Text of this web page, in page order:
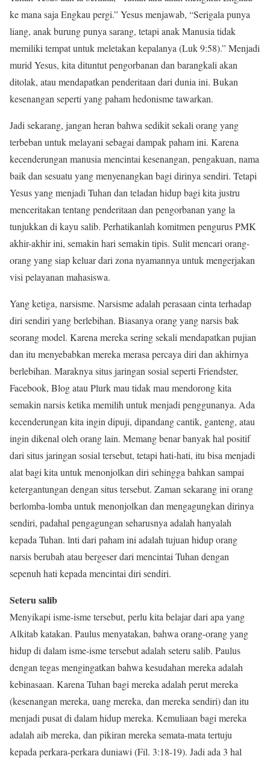
ke mana saja Engkau pergi.” Yesus menjawab, “Serigala punya
liang, anak burung punya sarang, tetapi anak Manusia tidak
memiliki tempat untuk meletakan kepalanya (Luk 9:58).” Menjadi
murid Yesus, kita dituntut pengorbanan dan barangkali akan
ditolak, atau mendapatkan penderitaan dari dunia ini. Bukan
kesenangan seperti yang paham hedonisme tawarkan.
Jadi sekarang, jangan heran bahwa sedikit sekali orang yang
terbeban untuk melayani sebagai dampak paham ini. Karena
kecenderungan manusia mencintai kesenangan, pengakuan, nama
baik dan sesuatu yang menyenangkan bagi dirinya sendiri. Tetapi
Yesus yang menjadi Tuhan dan teladan hidup bagi kita justru
menceritakan tentang penderitaan dan pengorbanan yang la
tunjukkan di kayu salib. Perhatikanlah komitmen pengurus PMK
akhir-akhir ini, semakin hari semakin tipis. Sulit mencari orang-
orang yang siap keluar dari zona nyamannya untuk mengerjakan
visi pelayanan mahasiswa.
Yang ketiga, narsisme. Narsisme adalah perasaan cinta terhadap
diri sendiri yang berlebihan. Biasanya orang yang narsis bak
seorang model. Karena mereka sering sekali mendapatkan pujian
dan itu menyebabkan mereka merasa percaya diri dan akhirnya
berlebihan. Maraknya situs jaringan sosial seperti Friendster,
Facebook, Blog atau Plurk mau tidak mau mendorong kita
semakin narsis ketika memilih untuk menjadi penggunanya. Ada
kecenderungan kita ingin dipuji, dipandang cantik, ganteng, atau
ingin dikenal oleh orang lain. Memang benar banyak hal positif
dari situs jaringan sosial tersebut, tetapi hati-hati, itu bisa menjadi
alat bagi kita untuk menonjolkan diri sehingga bahkan sampai
ketergantungan dengan situs tersebut. Zaman sekarang ini orang
berlomba-lomba untuk menonjolkan dan mengagungkan dirinya
sendiri, padahal pengagungan seharusnya adalah hanyalah
kepada Tuhan. lnti dari paham ini adalah tujuan hidup orang
narsis berubah atau bergeser dari mencintai Tuhan dengan
sepenuh hati kepada mencintai diri sendiri.
Seteru salib
Menyikapi isme-isme tersebut, perlu kita belajar dari apa yang
Alkitab katakan. Paulus menyatakan, bahwa orang-orang yang
hidup di dalam isme-isme tersebut adalah seteru salib. Paulus
dengan tegas mengingatkan bahwa kesudahan mereka adalah
kebinasaan. Karena Tuhan bagi mereka adalah perut mereka
(kesenangan mereka, uang mereka, dan mereka sendiri) dan itu
menjadi pusat di dalam hidup mereka. Kemuliaan bagi mereka
adalah aib mereka, dan pikiran mereka semata-mata tertuju
kepada perkara-perkara duniawi (Fil. 3:18-19). Jadi ada 3 hal